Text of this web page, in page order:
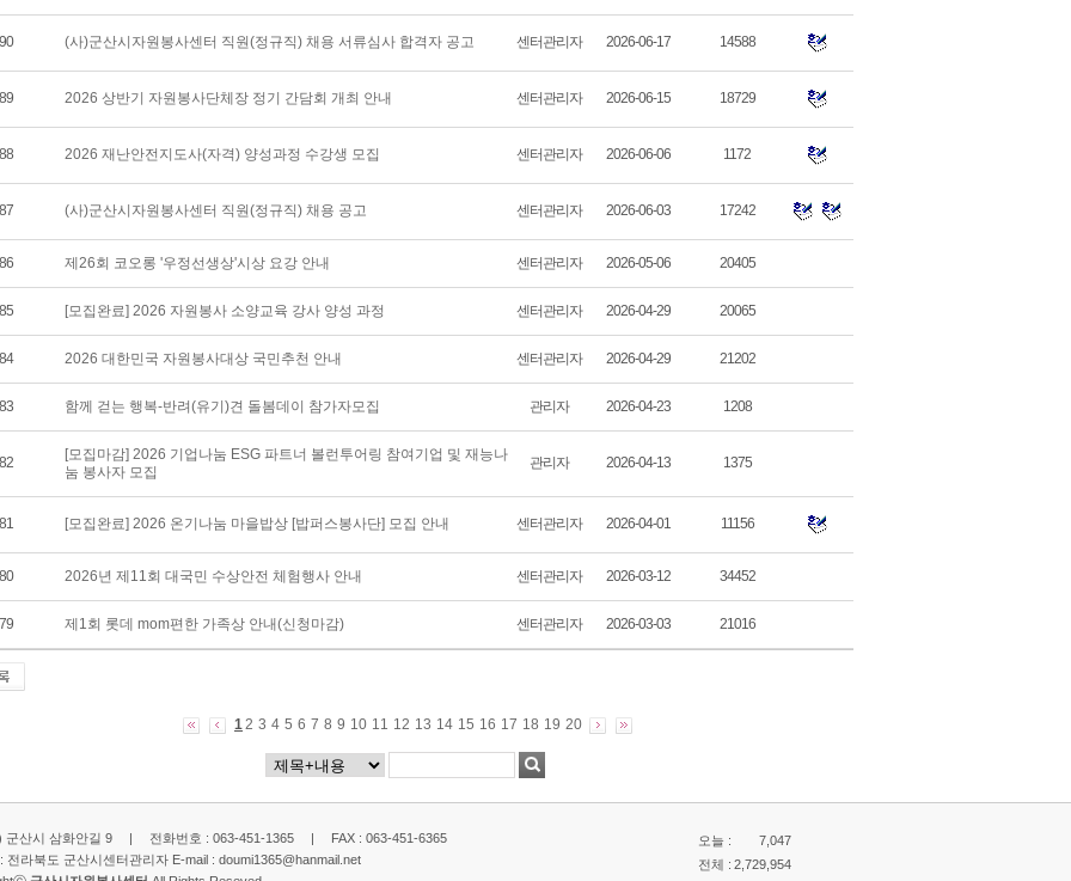
(사)군산시자원봉사센터 직원(정규직) 채용 서류심사 합격자 공고 센터관리자 2026-06-17 14588
2026 상반기 자원봉사단체장 정기 간담회 개최 안내 센터관리자 2026-06-15 18729
2026 재난안전지도사(자격) 양성과정 수강생 모집 센터관리자 2026-06-06 1172
(사)군산시자원봉사센터 직원(정규직) 채용 공고 센터관리자 2026-06-03 17242
제26회 코오롱 '우정선생상'시상 요강 안내 센터관리자 2026-05-06 20405
[모집완료] 2026 자원봉사 소양교육 강사 양성 과정 센터관리자 2026-04-29 20065
2026 대한민국 자원봉사대상 국민추천 안내 센터관리자 2026-04-29 21202
함께 걷는 행복-반려(유기)견 돌봄데이 참가자모집 관리자 2026-04-23 1208
[모집마감] 2026 기업나눔 ESG 파트너 볼런투어링 참여기업 및 재능나
눔 봉사자 모집
관리자 2026-04-13 1375
[모집완료] 2026 온기나눔 마을밥상 [밥퍼스봉사단] 모집 안내 센터관리자 2026-04-01 11156
2026년 제11회 대국민 수상안전 체험행사 안내 센터관리자 2026-03-12 34452
제1회 롯데 mom편한 가족상 안내(신청마감) 센터관리자 2026-03-03 21016
12 3 4 5 6 7 8 9 10 11 12 13 14 15 16 17 18 19 20
군산시 삼화안길 9 | 전화번호 : 063-451-1365 | FAX : 063-451-6365
전라북도 군산시센터관리자 E-mail : doumi1365@hanmail.net
오늘 :
7,047
전체 : 2,729,954